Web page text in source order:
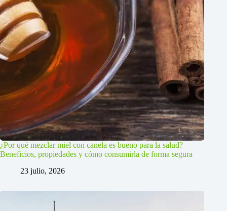
¿Por qué mezclar miel con canela es bueno para la salud?
Beneficios, propiedades y cómo consumirla de forma segura
23 julio, 2026